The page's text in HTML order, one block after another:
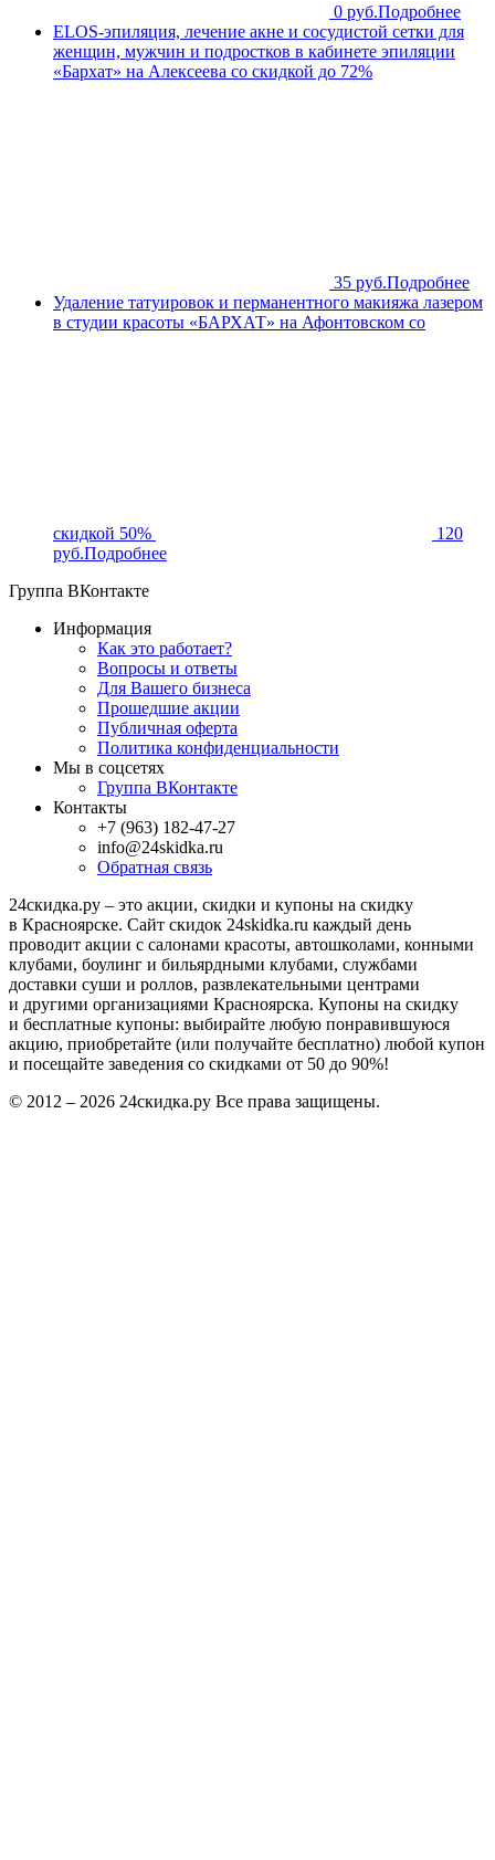
0 руб.Подробнее
ELOS-эпиляция, лечение акне и сосудистой сетки для
женщин, мужчин и подростков в кабинете эпиляции
«Бархат» на Алексеева со скидкой до 72%
35 руб.Подробнее
Удаление татуировок и перманентного макияжа лазером
в студии красоты «БАРХАТ» на Афонтовском со
скидкой 50%
120
руб.Подробнее
Группа ВКонтакте
Информация
Как это работает?
Вопросы и ответы
Для Вашего бизнеса
Прошедшие акции
Публичная оферта
Политика конфиденциальности
Мы в соцсетях
Группа ВКонтакте
Контакты
+7 (963) 182-47-27
info@24skidka.ru
Обратная связь
24скидка.ру – это акции, скидки и купоны на скидку
в Красноярске. Сайт скидок 24skidka.ru каждый день
проводит акции с салонами красоты, автошколами, конными
клубами, боулинг и бильярдными клубами, службами
доставки суши и роллов, развлекательными центрами
и другими организациями Красноярска. Купоны на скидку
и бесплатные купоны: выбирайте любую понравившуюся
акцию, приобретайте (или получайте бесплатно) любой купон
и посещайте заведения со скидками от 50 до 90%!
© 2012 – 2026 24скидка.ру Все права защищены.